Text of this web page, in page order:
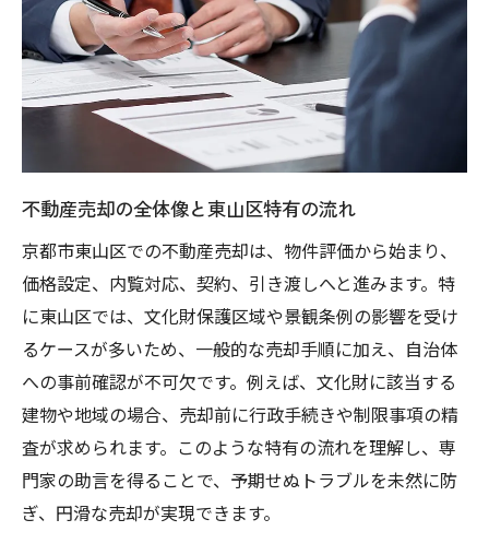
専門家に相談したい文化財保護区域の事項
不動産売却を成功させるための準備とは
不動産売却前に準備すべき書類とチェック
項目
物件の魅力を高める清掃と修繕のコツ
内覧対応時の注意点と印象アップの工夫
売却活動に向けた適正価格設定の考え方
不動産売却時の現地調査ポイントまとめ
東山区の特性を活かした売却準備術
地域規制を踏まえた売却手続きの流れ
不動産売却に関わる地域規制の基本解説
東山区特有の条例や規約に注意しよう
売却手続きの各ステップと提出書類一覧
行政手続きで必要となる事前確認事項
不動産売却の全体像と東山区特有の流れ
京都市東山区での不動産売却は、物件評価から始まり、
価格設定、内覧対応、契約、引き渡しへと進みます。特
に東山区では、文化財保護区域や景観条例の影響を受け
るケースが多いため、一般的な売却手順に加え、自治体
への事前確認が不可欠です。例えば、文化財に該当する
建物や地域の場合、売却前に行政手続きや制限事項の精
査が求められます。このような特有の流れを理解し、専
門家の助言を得ることで、予期せぬトラブルを未然に防
ぎ、円滑な売却が実現できます。